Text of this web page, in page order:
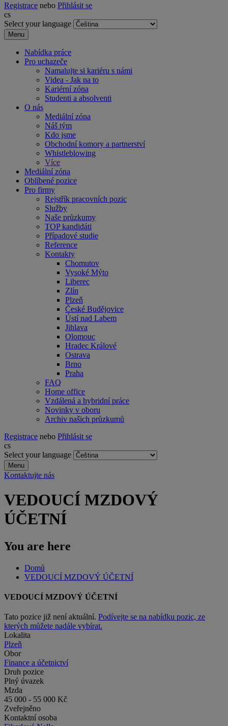
Registrace nebo Přihlásit se
cs
Select your language
Menu
Nabídka práce
Pro uchazeče
Namalujte si kariéru s námi
Videa - Jak na to
Kariérní zóna
Studenti a absolventi
O nás
Mediální zóna
Náš tým
Kdo jsme
Obchodní komory a partnerství
Whistleblowing
Více
Mediální zóna
Oblíbené pozice
Pro firmy
Rejstřík pracovních pozic
Služby
Naše průzkumy
TOP kandidáti
Případové studie
Reference
Kontakty
Chomutov
Vysoké Mýto
Liberec
Zlín
Plzeň
České Budějovice
Ústí nad Labem
Jihlava
Olomouc
Hradec Králové
Ostrava
Brno
Praha
FAQ
Home office
Vzdálená a hybridní práce
Novinky v oboru
Archiv našich průzkumů
Registrace nebo Přihlásit se
cs
Select your language
Menu
Kontaktujte nás
VEDOUCÍ MZDOVÝ
ÚČETNÍ
You are here
Domů
VEDOUCÍ MZDOVÝ ÚČETNÍ
VEDOUCÍ MZDOVÝ ÚČETNÍ
Tato pozice již není aktuální. Podívejte se na nabídku pozic, ze
kterých můžete nadále vybírat.
Lokalita
Plzeň
Obor
Finance a účetnictví
Druh pozice
Plný úvazek
Mzda
45 000 - 55 000 Kč
Zveřejněno
Kontaktní osoba